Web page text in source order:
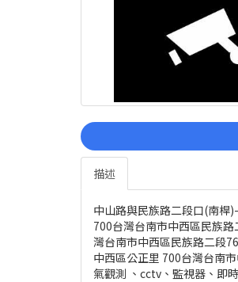
描述
中山路與民族路二段口(南桿
700台灣台南市中西區民族
灣台南市中西區民族路二段
中西區公正里 700台灣台南
氣觀測 、cctv、監視器、即